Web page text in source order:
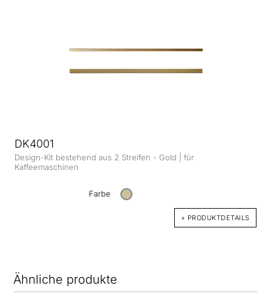
DK4001
Design-Kit bestehend aus 2 Streifen - Gold | für
Kaffeemaschinen
Farbe
+ PRODUKTDETAILS
Ähnliche produkte